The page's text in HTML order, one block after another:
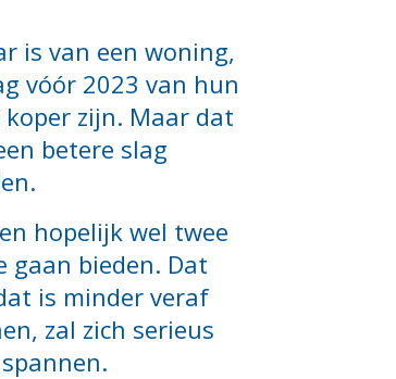
is van een woning,
vóór 2023 van hun
zijn. Maar dat
betere slag
hopelijk wel twee
gaan bieden. Dat
is minder veraf
zal zich serieus